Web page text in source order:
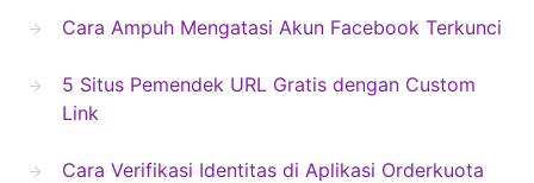
Cara Ampuh Mengatasi Akun Facebook Terkunci
5 Situs Pemendek URL Gratis dengan Custom
Link
Cara Verifikasi Identitas di Aplikasi Orderkuota